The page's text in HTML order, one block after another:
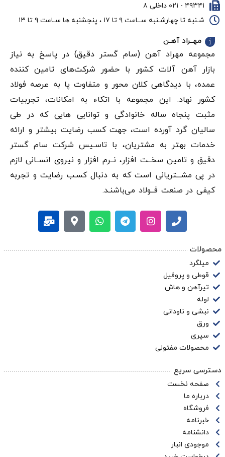
۴۹۳۴۱ - ۰۲۱ داخلی ۸
شـنبه تا چهارشـنبه ســاعت ۹ تا ۱۷ ، پنجشنبه ها سـاعت ۹ تا ۱۳
مهــراد آهـن
مجموعه مهراد آهن (سام گستر دقيق) در پاسخ به نیاز
بازار آهن‌ آلات کشور با حضور شرکت‌های تامین کننده
عمده، با دیدگاهی کلان محور و متفاوت پا به عرصه فولاد
کشور نهاد. این مجموعه با اتکاء به امکانات، تجربیات
مثبت پنجاه ساله خانوادگی و توانایی هایی که در طی
سالیان گرد آورده است، جهت کسب رضایت بیشتر و ارائه
خدمات بهتر به مشتریان، با تاسـیس شرکت سام گستر
دقيق و تامین سخــت افزار، نــرم افزار و نیروی انســانی لازم
در پی مشـــتریانی است که به دنبال کسـب رضایت و تجربه
کیفی در صنعت فــولاد می‌باشنـد.
محصولات
میلگرد
قوطی و پروفیل
تیرآهن و هاش
لوله
نبشی و ناودانی
ورق
سپری
محصولات مفتولی
دسترسی سریع
صفحه نخست
درباره ما
فروشگاه
خبرنامه
دانشنامه
موجودی انبار